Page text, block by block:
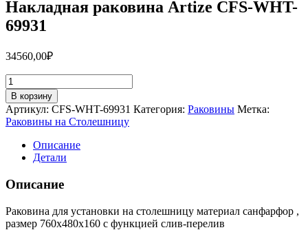
Накладная раковина Artize CFS-WHT-
69931
34560,00₽
Количество
товара
Накладная
раковина
Artize
CFS-
WHT-
В корзину
Артикул: CFS-WHT-69931 Категория: Раковины Метка:
Раковины на Столешницу
Описание
Детали
Описание
Раковина для установки на столешницу материал санфарфор ,
размер 760х480х160 с функцией слив-перелив